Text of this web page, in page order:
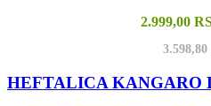
2.999,00
3.598,80
HEFTALICA KANGARO